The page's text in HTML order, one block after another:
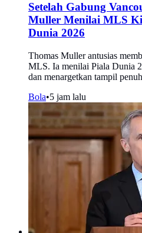
Setelah Gabung
Muller Menilai MLS
Dunia 2026
Thomas Muller antusias
MLS. Ia menilai Piala Dunia
dan menargetkan tampil
Bola•5 jam lalu